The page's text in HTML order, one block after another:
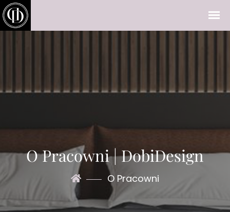
O Pracowni | DobiDesign
O Pracowni